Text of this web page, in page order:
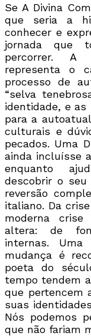
Se A Divina
que seria a
conhecer e
jornada que
percorrer. A
representa o
processo de
“selva
identidade, e as
para a
culturais e
pecados. Uma
ainda incluísse
enquanto
descobrir o
reversão
italiano. Da
moderna
altera: de
internas.
mudança é
poeta do
tempo tendem
que pertencem
suas
Nós podemos
que não fariam